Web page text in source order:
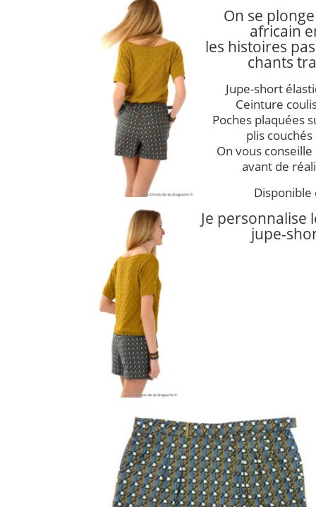
On se
africain
les histoires
chants
Jupe-short
Ceinture
Poches plaquées
plis
On vous
avant de
Disponible
Je personnalise
jupe-